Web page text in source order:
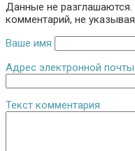
Данные не
комментарий, не
Ваше имя
Адрес электронной почты
Текст комментария